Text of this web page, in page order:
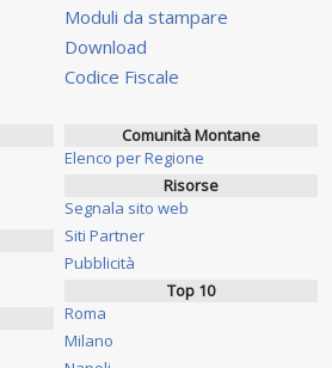
Moduli da stampare
Download
Codice Fiscale
Comunità Montane
Elenco per Regione
Risorse
Segnala sito web
Siti Partner
Pubblicità
Top 10
Roma
Milano